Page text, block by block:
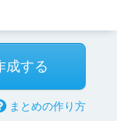
成する
まとめの作り方